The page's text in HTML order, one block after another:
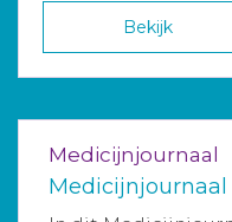
Bekijk
Medicijnjournaal